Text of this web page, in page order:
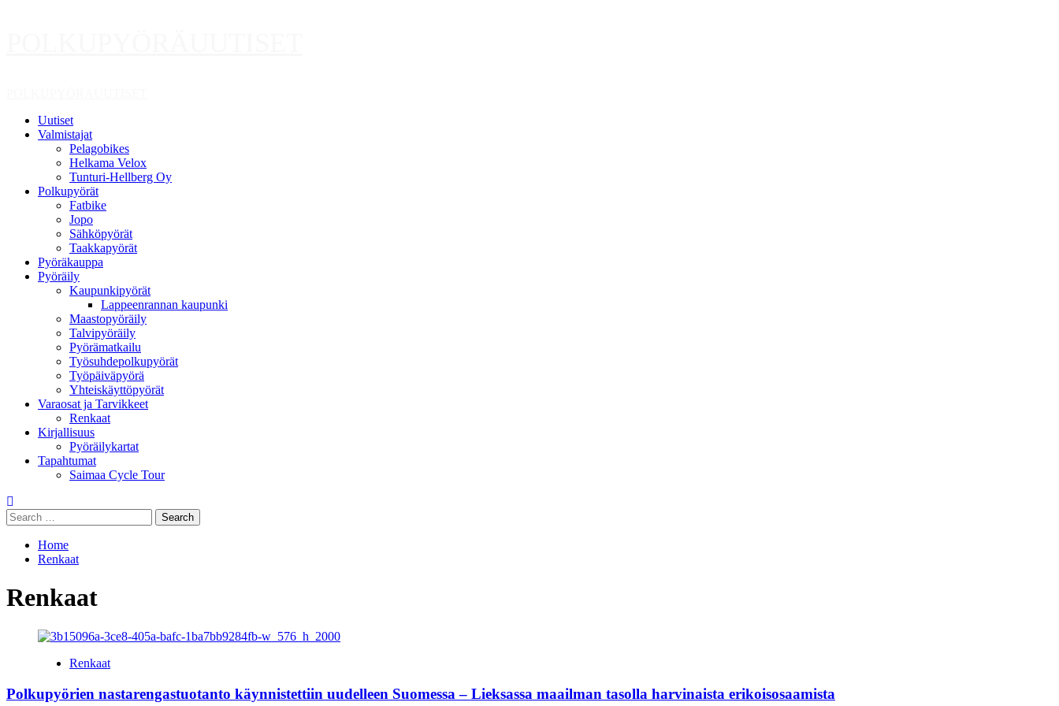
Uutiset
Valmistajat
Pelagobikes
Helkama Velox
Tunturi-Hellberg Oy
Polkupyörät
Fatbike
Jopo
Sähköpyörät
Taakkapyörät
Pyöräkauppa
Pyöräily
Kaupunkipyörät
Lappeenrannan kaupunki
Maastopyöräily
Talvipyöräily
Pyörämatkailu
Työsuhdepolkupyörät
Työpäiväpyörä
Yhteiskäyttöpyörät
Varaosat ja Tarvikkeet
Renkaat
Kirjallisuus
Pyöräilykartat
Tapahtumat
Saimaa Cycle Tour
Search
for:
Home
Renkaat
Renkaat
Renkaat
Polkupyörien nastarengastuotanto käynnistettiin uudelleen Suomessa – Lieksassa maailman tasolla harvinaista erikoisosaamista